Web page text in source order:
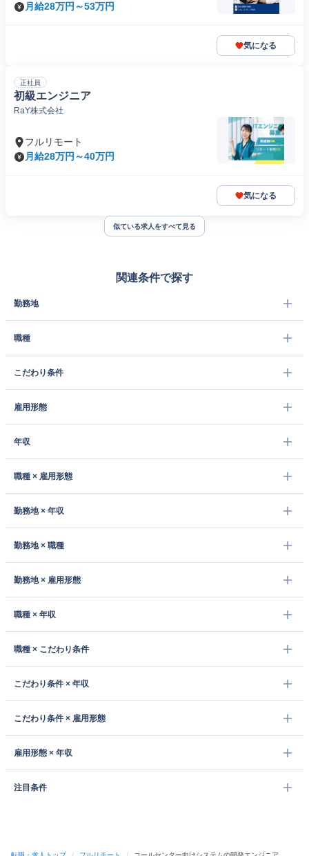
月給28万円～53万円
気になる
正社員
初級エンジニア
RaY株式会社
フルリモート
月給28万円～40万円
気になる
似ている求人をすべて見る
関連条件で探す
勤務地
職種
こだわり条件
雇用形態
年収
職種 × 雇用形態
勤務地 × 年収
勤務地 × 職種
勤務地 × 雇用形態
職種 × 年収
職種 × こだわり条件
こだわり条件 × 年収
こだわり条件 × 雇用形態
雇用形態 × 年収
注目条件